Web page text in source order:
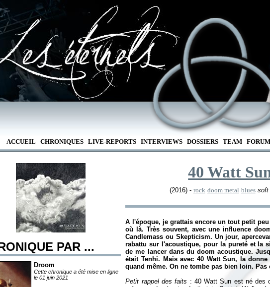
ACCUEIL CHRONIQUES LIVE-REPORTS INTERVIEWS DOSSIERS TEAM FORUM
PAR ...
Droom
Cette chronique a été mise en ligne
le 01 juin 2021
40 Watt
(2016) - rock doom metal blues soft
A l'époque, je grattais encore un tout petit
où là. Très souvent, avec une influence
Candlemass ou Skepticism. Un jour,
rabattu sur l'acoustique, pour la pureté et la
de me lancer dans du doom acoustique.
était Tenhi. Mais avec 40 Watt Sun, la
quand même. On ne tombe pas bien loin.
Petit rappel des faits : 40 Watt Sun est né des